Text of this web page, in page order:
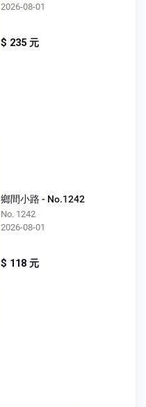
2026-08-01
$ 235 元
鄉間小路 - No.1242
No. 1242
2026-08-01
$ 118 元